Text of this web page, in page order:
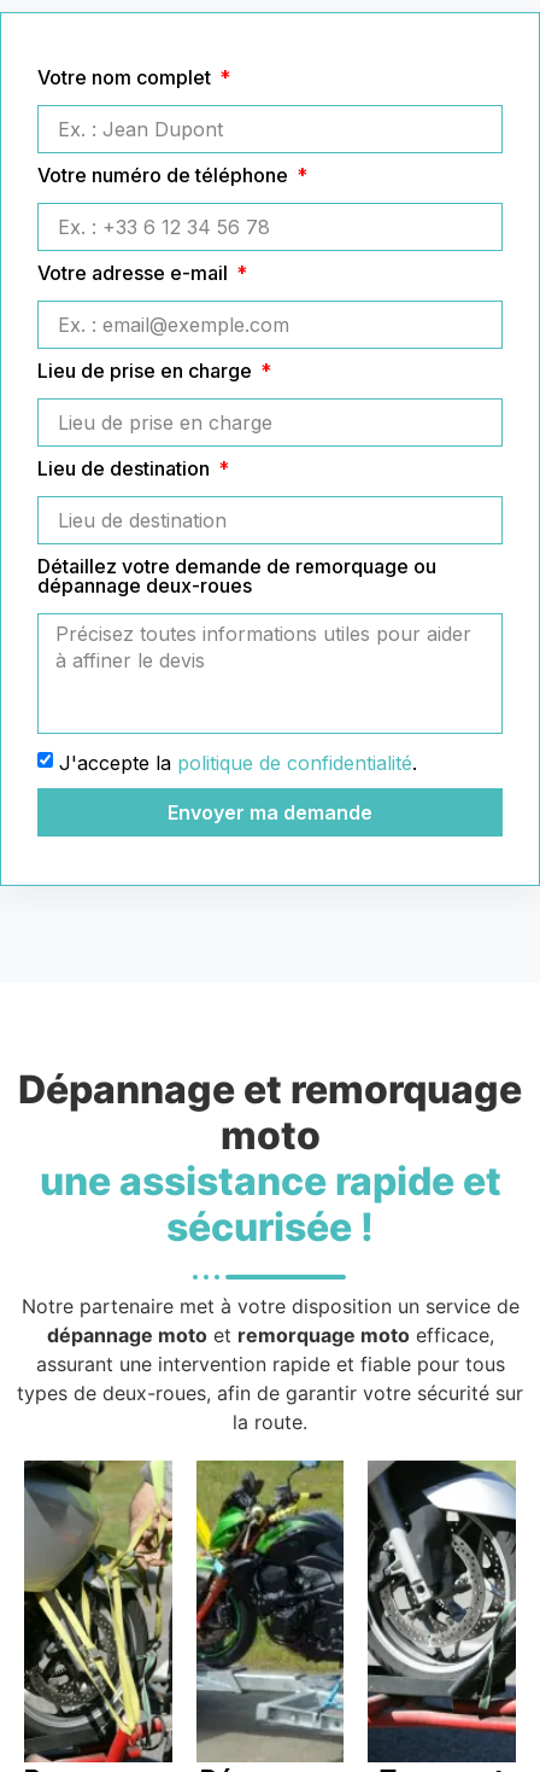
Votre nom complet
Votre numéro de téléphone
Votre adresse e-mail
Lieu de prise en charge
Lieu de destination
Détaillez votre demande de remorquage ou
dépannage deux-roues
J'accepte la politique de confidentialité.
Envoyer ma demande
Dépannage et remorquage
moto
une assistance rapide et
sécurisée !
Notre partenaire met à votre disposition un service de
dépannage motoet remorquage motoefficace,
assurant une intervention rapide et fiable pour tous
types de deux-roues, afin de garantir votre sécurité sur
la route.